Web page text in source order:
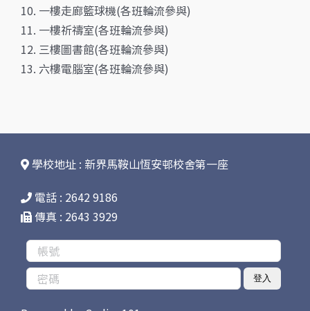
10. 一樓走廊籃球機(各班輪流參與)
11. 一樓祈禱室(各班輪流參與)
12. 三樓圖書館(各班輪流參與)
13. 六樓電腦室(各班輪流參與)
學校地址 : 新界馬鞍山恆安邨校舍第一座
電話 : 2642 9186
傳真 : 2643 3929
登入